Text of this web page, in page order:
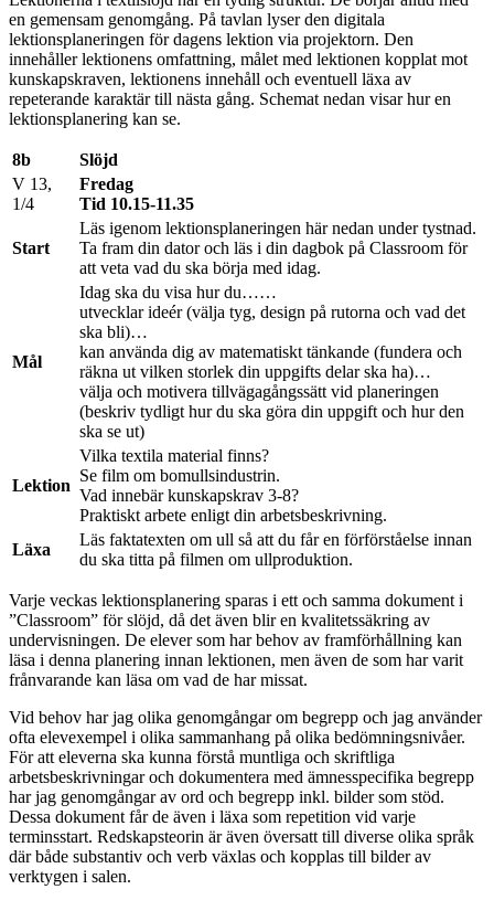
en gemensam genomgång. På tavlan lyser den digitala
lektionsplaneringen för dagens lektion via projektorn. Den
innehåller lektionens omfattning, målet med lektionen kopplat mot
kunskapskraven, lektionens innehåll och eventuell läxa av
repeterande karaktär till nästa gång. Schemat nedan visar hur en
lektionsplanering kan se.
8b
Slöjd
V 13,
1/4
Fredag
Tid 10.15-11.35
Start
Läs igenom lektionsplaneringen här nedan under tystnad.
Ta fram din dator och läs i din dagbok på Classroom för
att veta vad du ska börja med idag.
Mål
Idag ska du visa hur du……
utvecklar ideér (välja tyg, design på rutorna och vad det
ska bli)…
kan använda dig av matematiskt tänkande (fundera och
räkna ut vilken storlek din uppgifts delar ska ha)…
välja och motivera tillvägagångssätt vid planeringen
(beskriv tydligt hur du ska göra din uppgift och hur den
ska se ut)
Lektion
Vilka textila material finns?
Se film om bomullsindustrin.
Vad innebär kunskapskrav 3-8?
Praktiskt arbete enligt din arbetsbeskrivning.
Läxa
Läs faktatexten om ull så att du får en förförståelse innan
du ska titta på filmen om ullproduktion.
Varje veckas lektionsplanering sparas i ett och samma dokument i
”Classroom” för slöjd, då det även blir en kvalitetssäkring av
undervisningen. De elever som har behov av framförhållning kan
läsa i denna planering innan lektionen, men även de som har varit
frånvarande kan läsa om vad de har missat.
Vid behov har jag olika genomgångar om begrepp och jag använder
ofta elevexempel i olika sammanhang på olika bedömningsnivåer.
För att eleverna ska kunna förstå muntliga och skriftliga
arbetsbeskrivningar och dokumentera med ämnesspecifika begrepp
har jag genomgångar av ord och begrepp inkl. bilder som stöd.
Dessa dokument får de även i läxa som repetition vid varje
terminsstart. Redskapsteorin är även översatt till diverse olika språk
där både substantiv och verb växlas och kopplas till bilder av
verktygen i salen.